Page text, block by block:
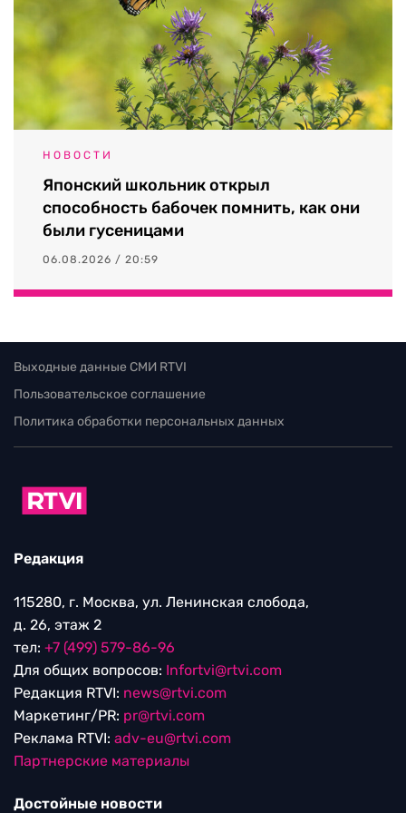
НОВОСТИ
Японский школьник открыл
способность бабочек помнить, как они
были гусеницами
06.08.2026 / 20:59
Выходные данные СМИ RTVI
Пользовательское соглашение
Политика обработки персональных данных
Редакция
115280, г. Москва, ул. Ленинская слобода,
д. 26, этаж 2
тел: +7 (499) 579-86-96
Для общих вопросов: Infortvi@rtvi.com
Редакция RTVI: news@rtvi.com
Маркетинг/PR: pr@rtvi.com
Реклама RTVI: adv-eu@rtvi.com
Партнерские материалы
Достойные новости